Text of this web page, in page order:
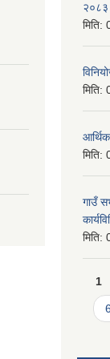
२०८३
मिति:
मिति:
मिति:
गाउँ
मिति:
1
6